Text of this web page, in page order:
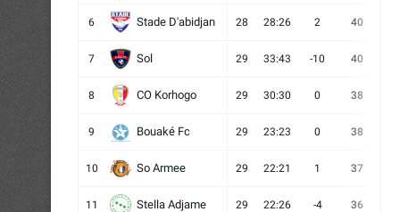
6 Stade D'abidjan 28 28:26 2 40
7 Sol 29 33:43 -10 40
8 CO Korhogo 29 30:30 0 38
9 Bouaké Fc 29 23:23 0 38
10 So Armee 29 22:21 1 37
11 Stella Adjame 29 22:26 -4 36